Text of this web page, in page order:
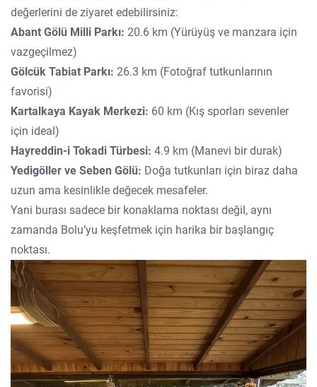
değerlerini de ziyaret edebilirsiniz:
Abant Gölü Milli Parkı: 20.6 km (Yürüyüş ve manzara için
vazgeçilmez)
Gölcük Tabiat Parkı: 26.3 km (Fotoğraf tutkunlarının
favorisi)
Kartalkaya Kayak Merkezi: 60 km (Kış sporları sevenler
için ideal)
Hayreddin-i Tokadi Türbesi: 4.9 km (Manevi bir durak)
Yedigöller ve Seben Gölü: Doğa tutkunları için biraz daha
uzun ama kesinlikle değecek mesafeler.
Yani burası sadece bir konaklama noktası değil, aynı
zamanda Bolu’yu keşfetmek için harika bir başlangıç
noktası.